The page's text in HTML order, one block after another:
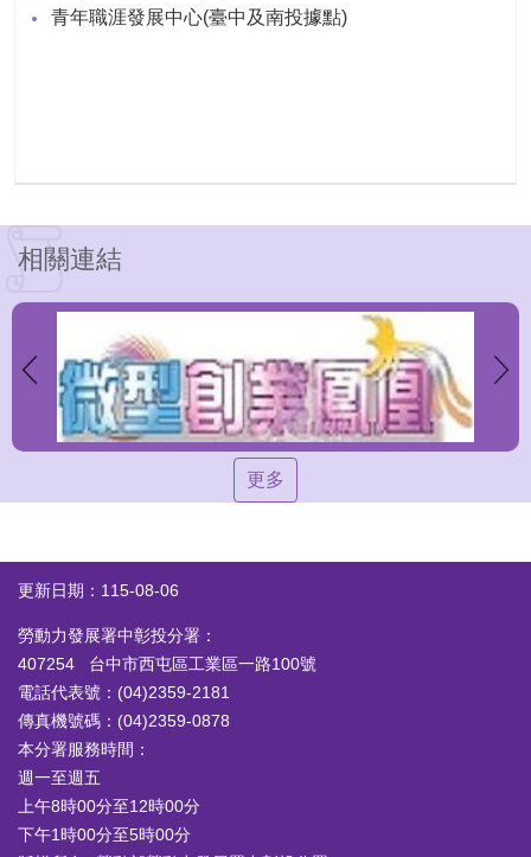
青年職涯發展中心(臺中及南投據點)
相關連結
更多
更新日期：115-08-06
勞動力發展署中彰投分署：
407254 台中市西屯區工業區一路100號
電話代表號：(04)2359-2181
傳真機號碼：(04)2359-0878
本分署服務時間：
週一至週五
上午8時00分至12時00分
下午1時00分至5時00分